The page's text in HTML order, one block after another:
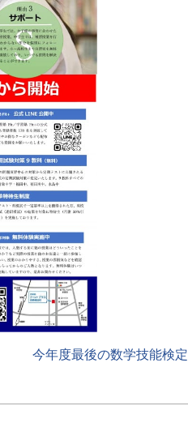
今年度最後の数学技能検定